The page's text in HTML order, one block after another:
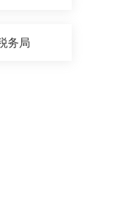
务局